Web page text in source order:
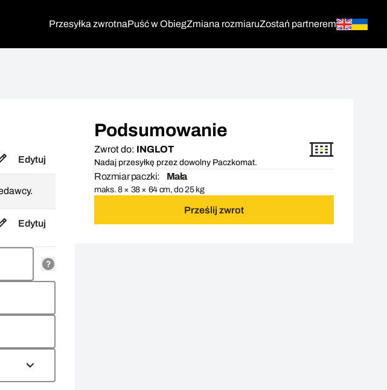
Przesyłka zwrotnaPuść w ObiegZmiana rozmiaruZostań partnerem
Edytuj
Edytuj
Podsumowanie
Zwrot do: INGLOT
Nadaj przesyłkę przez dowolny Paczkomat.
Rozmiar paczki: Mała
maks. 8 × 38 × 64 cm, do 25 kg
Prześlij zwrot